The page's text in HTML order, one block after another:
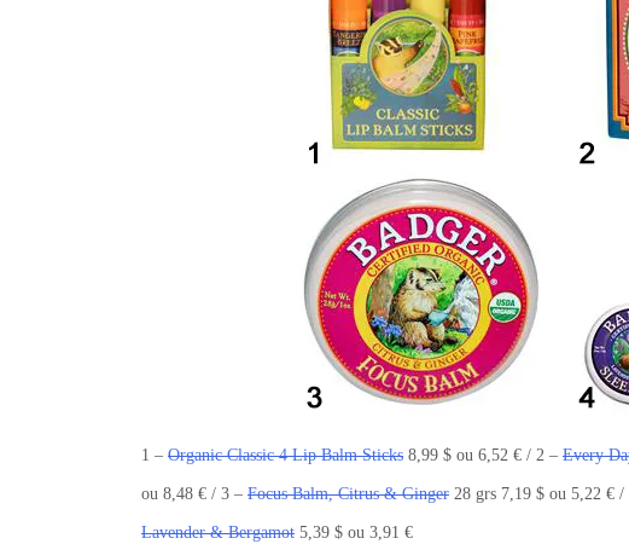
1 – Organic Classic 4 Lip Balm Sticks 8,99 $ ou 6,52 € / 2 – Every
ou 8,48 € / 3 – Focus Balm, Citrus & Ginger 28 grs 7,19 $ ou 5,22 € /
Lavender & Bergamot 5,39 $ ou 3,91 €